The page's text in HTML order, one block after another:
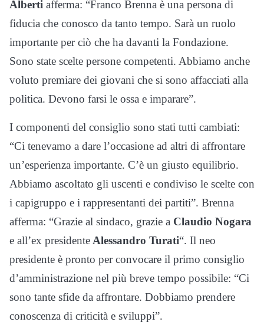
Alberti afferma: “Franco Brenna è una persona di
fiducia che conosco da tanto tempo. Sarà un ruolo
importante per ciò che ha davanti la Fondazione.
Sono state scelte persone competenti. Abbiamo anche
voluto premiare dei giovani che si sono affacciati alla
politica. Devono farsi le ossa e imparare”.
I componenti del consiglio sono stati tutti cambiati:
“Ci tenevamo a dare l’occasione ad altri di affrontare
un’esperienza importante. C’è un giusto equilibrio.
Abbiamo ascoltato gli uscenti e condiviso le scelte con
i capigruppo e i rappresentanti dei partiti”. Brenna
afferma: “Grazie al sindaco, grazie a Claudio Nogara
e all’ex presidenteAlessandro Turati“. Il neo
presidente è pronto per convocare il primo consiglio
d’amministrazione nel più breve tempo possibile: “Ci
sono tante sfide da affrontare. Dobbiamo prendere
conoscenza di criticità e sviluppi”.